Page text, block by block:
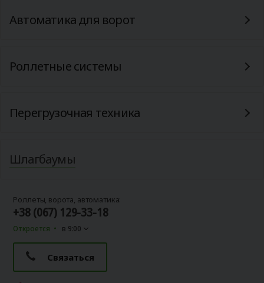
Автоматика для ворот
Роллетные системы
Перегрузочная техника
Шлагбаумы
Роллеты, ворота, автоматика:
+38 (067) 129-33-18
Откроется в 9:00
Связаться